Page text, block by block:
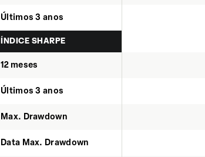
Últimos 3 anos
ÍNDICE SHARPE
12 meses
Últimos 3 anos
Max. Drawdown
Data Max. Drawdown